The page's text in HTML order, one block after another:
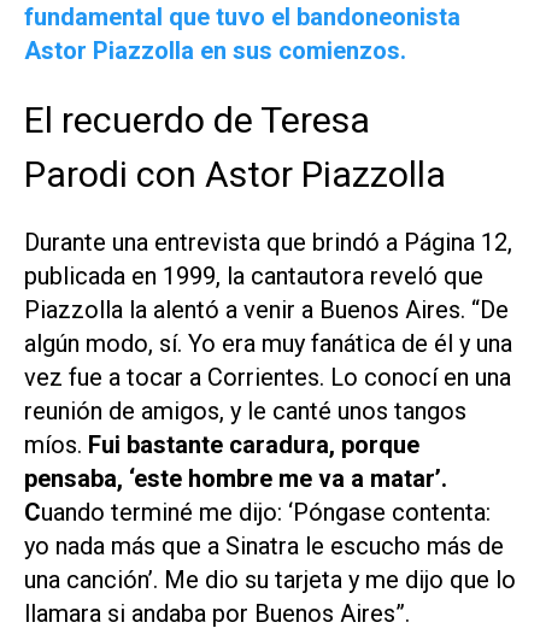
fundamental que tuvo el bandoneonista
Astor Piazzolla en sus comienzos.
El recuerdo de Teresa
Parodi con Astor Piazzolla
Durante una entrevista que brindó a Página 12,
publicada en 1999, la cantautora reveló que
Piazzolla la alentó a venir a Buenos Aires. “De
algún modo, sí. Yo era muy fanática de él y una
vez fue a tocar a Corrientes. Lo conocí en una
reunión de amigos, y le canté unos tangos
míos. Fui bastante caradura, porque
pensaba, ‘este hombre me va a matar’.
Cuando terminé me dijo: ‘Póngase contenta:
yo nada más que a Sinatra le escucho más de
una canción’. Me dio su tarjeta y me dijo que lo
llamara si andaba por Buenos Aires”.